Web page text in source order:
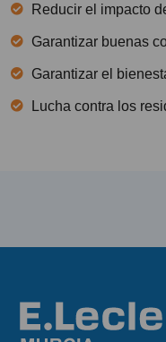
Reducir el impacto
Garantizar buenas
Garantizar el
Lucha contra los